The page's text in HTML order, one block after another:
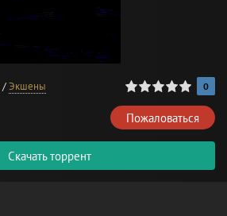
/Экшены 0
Пожаловаться
Скачать торрент